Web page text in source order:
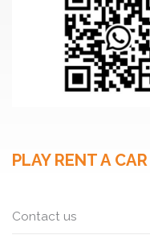
PLAY RENT A CAR
Contact us